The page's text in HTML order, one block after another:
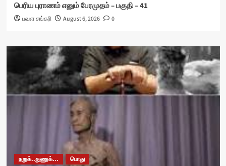
பெரிய புராணம் எனும் பேரமுதம் – பகுதி – 41
பவள சங்கரி August 6, 2026 0
நறுக்..துணுக்... பொது